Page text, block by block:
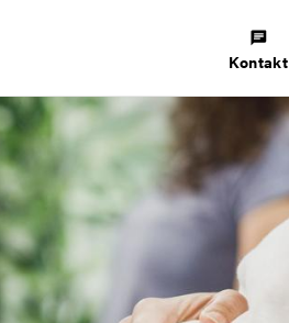
Kontakt